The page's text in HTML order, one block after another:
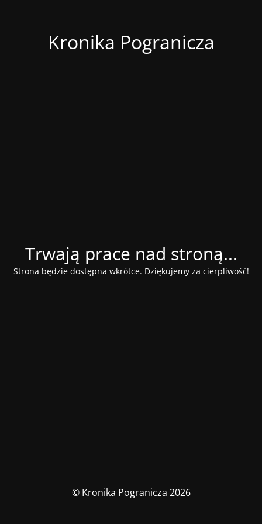
Kronika Pogranicza
Trwają prace nad stroną...
Strona będzie dostępna wkrótce. Dziękujemy za cierpliwość!
© Kronika Pogranicza 2026